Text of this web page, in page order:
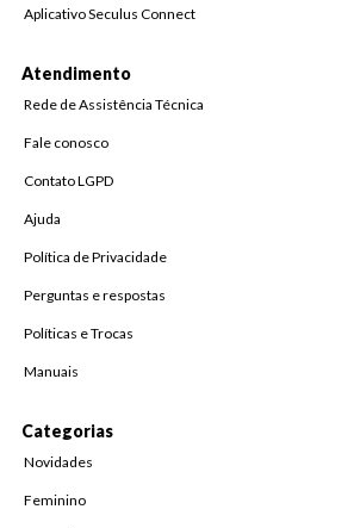
Aplicativo Seculus Connect
Atendimento
Rede de Assistência Técnica
Fale conosco
Contato LGPD
Ajuda
Política de Privacidade
Perguntas e respostas
Políticas e Trocas
Manuais
Categorias
Novidades
Feminino